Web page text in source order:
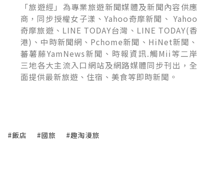
「旅遊經」為專業旅遊新聞媒體及新聞內容供應
商，同步授權女子漾、Yahoo奇摩新聞、 Yahoo
奇摩旅遊、LINE TODAY台灣、LINE TODAY(香
港)、中時新聞網、Pchome新聞、HiNet新聞、
蕃薯藤YamNews新聞、時報資訊.觸Mii等二岸
三地各大主流入口網站及網路媒體同步刊出，全
面提供最新旅遊、住宿、美食等即時新聞。
#飯店 #國旅 #趣淘漫旅